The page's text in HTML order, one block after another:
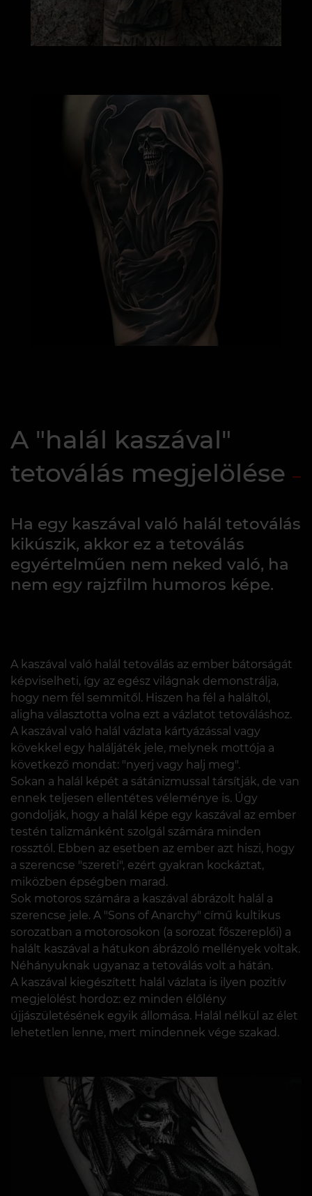
A "halál kaszával"
tetoválás megjelölése
Ha egy kaszával való halál tetoválás
kikúszik, akkor ez a tetoválás
egyértelműen nem neked való, ha
nem egy rajzfilm humoros képe.
A kaszával való halál tetoválás az ember bátorságát
képviselheti, így az egész világnak demonstrálja,
hogy nem fél semmitől. Hiszen ha fél a haláltól,
aligha választotta volna ezt a vázlatot tetováláshoz.
A kaszával való halál vázlata kártyázással vagy
kövekkel egy haláljáték jele, melynek mottója a
következő mondat: "nyerj vagy halj meg".
Sokan a halál képét a sátánizmussal társítják, de van
ennek teljesen ellentétes véleménye is. Úgy
gondolják, hogy a halál képe egy kaszával az ember
testén talizmánként szolgál számára minden
rossztól. Ebben az esetben az ember azt hiszi, hogy
a szerencse "szereti", ezért gyakran kockáztat,
miközben épségben marad.
Sok motoros számára a kaszával ábrázolt halál a
szerencse jele. A "Sons of Anarchy" című kultikus
sorozatban a motorosokon (a sorozat főszereplői) a
halált kaszával a hátukon ábrázoló mellények voltak.
Néhányuknak ugyanaz a tetoválás volt a hátán.
A kaszával kiegészített halál vázlata is ilyen pozitív
megjelölést hordoz: ez minden élőlény
újjászületésének egyik állomása. Halál nélkül az élet
lehetetlen lenne, mert mindennek vége szakad.